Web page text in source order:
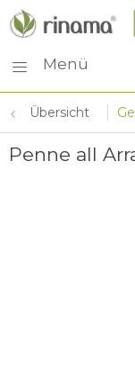
Menü
Übersicht
Penne all